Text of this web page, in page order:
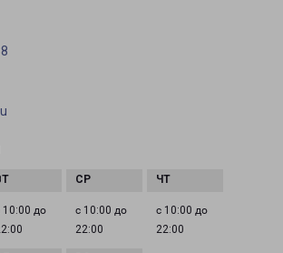
10:00 до
с 10:00 до
22:00
с 10:00 до
22:00